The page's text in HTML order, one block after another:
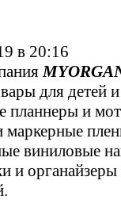
в 20:16
для детей
планнеры и
виниловые
и